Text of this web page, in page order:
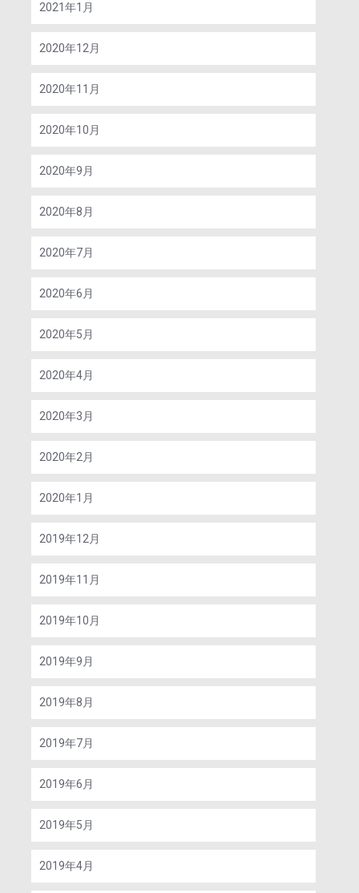
2021年1月
2020年12月
2020年11月
2020年10月
2020年9月
2020年8月
2020年7月
2020年6月
2020年5月
2020年4月
2020年3月
2020年2月
2020年1月
2019年12月
2019年11月
2019年10月
2019年9月
2019年8月
2019年7月
2019年6月
2019年5月
2019年4月